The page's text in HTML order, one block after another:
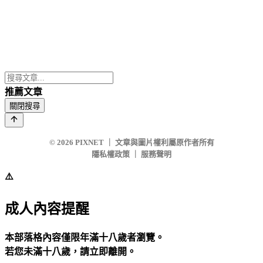
推薦文章
關閉搜尋
© 2026 PIXNET
文章與圖片權利屬原作者所有
隱私權政策
服務聲明
⚠️
成人內容提醒
本部落格內容僅限年滿十八歲者瀏覽。
若您未滿十八歲，請立即離開。